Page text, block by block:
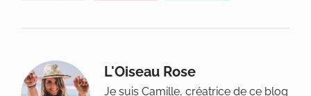
L'Oiseau Rose
Je suis Camille, créatrice de ce blog